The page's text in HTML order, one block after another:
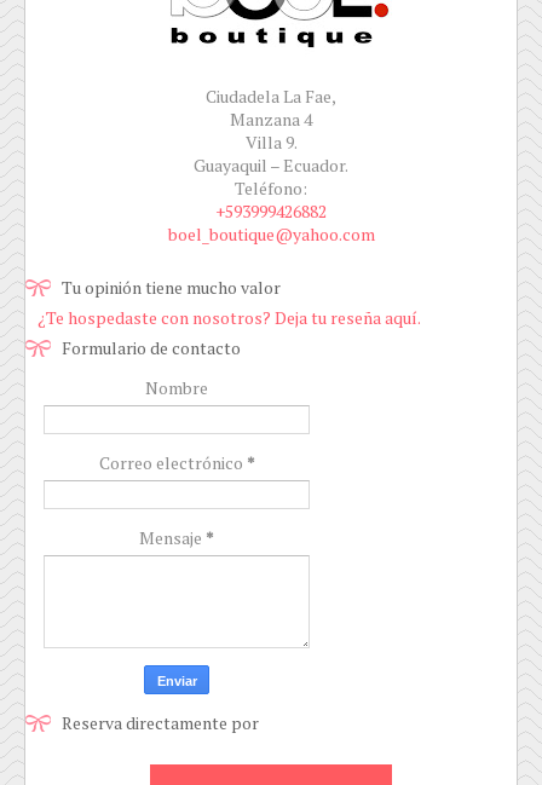
Ciudadela La Fae,
Manzana 4
Villa 9.
Guayaquil – Ecuador.
Teléfono:
+593999426882
boel_boutique@yahoo.com
Tu opinión tiene mucho valor
¿Te hospedaste con nosotros? Deja tu reseña aquí.
Formulario de contacto
Nombre
Correo electrónico *
Mensaje *
Reserva directamente por